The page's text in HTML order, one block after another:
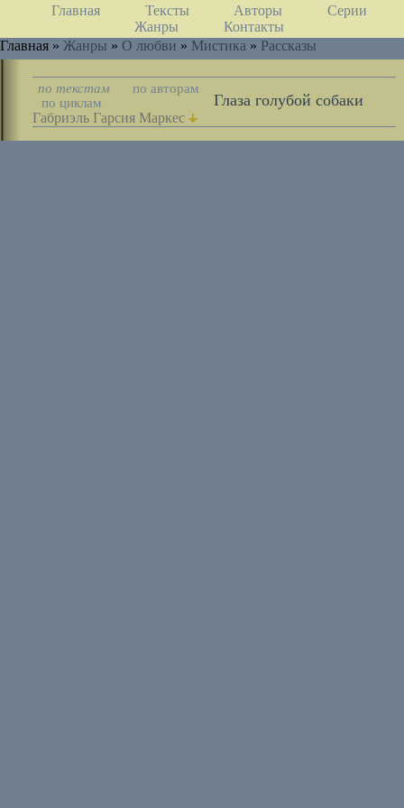
Главная Тексты Авторы
Серии
Жанры
Контакты
Главная » Жанры » О любви » Мистика » Рассказы
по текстам
по авторам
по циклам
Глаза голубой собаки
Габриэль Гарсия Маркес